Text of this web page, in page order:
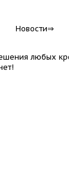
Новости
любых